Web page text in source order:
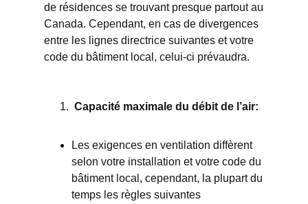
de résidences se trouvant presque partout au
Canada. Cependant, en cas de divergences
entre les lignes directrice suivantes et votre
code du bâtiment local, celui-ci prévaudra.
Capacité maximale du débit de l’air:
Les exigences en ventilation diffèrent
selon votre installation et votre code du
bâtiment local, cependant, la plupart du
temps les règles suivantes